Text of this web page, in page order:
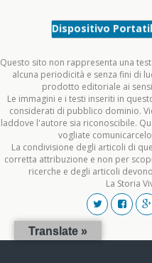
Dispositivo
Questo sito non rappresenta una
alcuna periodicità e senza fini di
prodotto editoriale ai
Le immagini e i testi inseriti in
considerati di pubblico dominio.
laddove l'autore sia riconoscibile.
vogliate
La condivisione degli articoli di
corretta attribuzione e non per
ricerche e degli articoli
La Storia
Translate »